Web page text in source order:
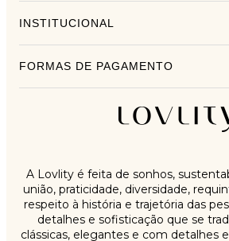
INSTITUCIONAL
FORMAS DE PAGAMENTO
A Lovlity é feita de sonhos,
união, praticidade, diversidade,
respeito à história e trajetória das
detalhes e sofisticação que se
clássicas, elegantes e com detalhes